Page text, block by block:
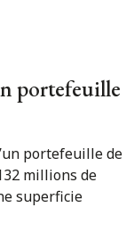
portefeuille
portefeuille de
millions de
superficie